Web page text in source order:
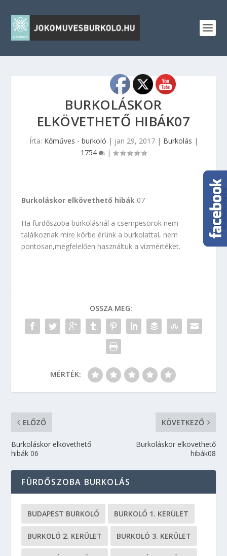
BURKOLÁSKOR
ELKÖVETHETŐ HIBÁK07
Írta: Kőműves - burkoló | jan 29, 2017| Burkolás |
1754
|
Burkoláskor elkövethető hibák 07
Ha fürdőszoba burkolásnál a csempesorok nem
találkoznak mire körbe érünk a burkolattal, nem
pontosan,megfelelően használtuk a vízmértéket.
OSSZA MEG:
MÉRTÉK:
ELŐZŐ
Burkoláskor elkövethető
hibák 06
KÖVETKEZŐ
Burkoláskor elkövethető
hibák08
FÜRDŐSZOBA BURKOLÁS
BUDAPEST BURKOLÓ BURKOLÓ 1. KERÜLET
BURKOLÓ 2. KERÜLET BURKOLÓ 3. KERÜLET